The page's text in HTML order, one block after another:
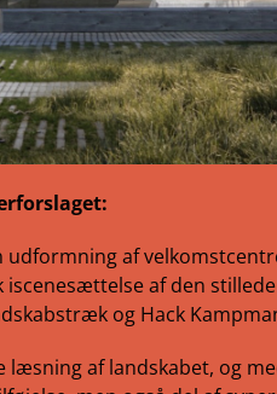
af
af den
og Hack
af landskabet, og